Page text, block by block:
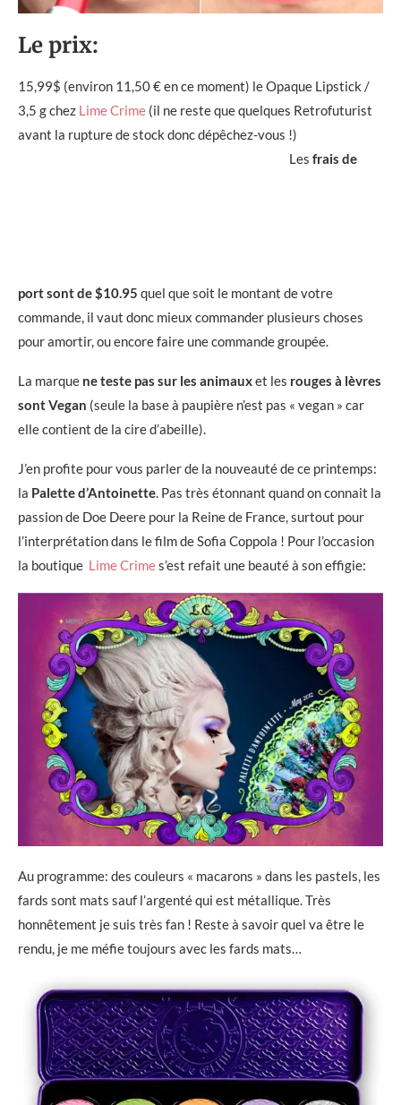
Le prix:
15,99$ (environ 11,50 € en ce moment) le Opaque Lipstick /
3,5 g chez Lime Crime (il ne reste que quelques Retrofuturist
avant la rupture de stock donc dépêchez-vous !)
Les frais de
port sont de $10.95 quel que soit le montant de votre
commande, il vaut donc mieux commander plusieurs choses
pour amortir, ou encore faire une commande groupée.
La marque ne teste pas sur les animauxet les rouges à lèvres
sont Vegan (seule la base à paupière n’est pas « vegan » car
elle contient de la cire d’abeille).
J’en profite pour vous parler de la nouveauté de ce printemps:
la Palette d’Antoinette. Pas très étonnant quand on connait la
passion de Doe Deere pour la Reine de France, surtout pour
l’interprétation dans le film de Sofia Coppola ! Pour l’occasion
la boutique Lime Crimes’est refait une beauté à son effigie:
Au programme: des couleurs « macarons » dans les pastels, les
fards sont mats sauf l’argenté qui est métallique. Très
honnêtement je suis très fan ! Reste à savoir quel va être le
rendu, je me méfie toujours avec les fards mats…